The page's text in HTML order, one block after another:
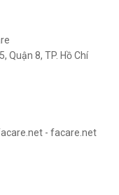
Quận 8, TP. Hồ Chí
- facare.net